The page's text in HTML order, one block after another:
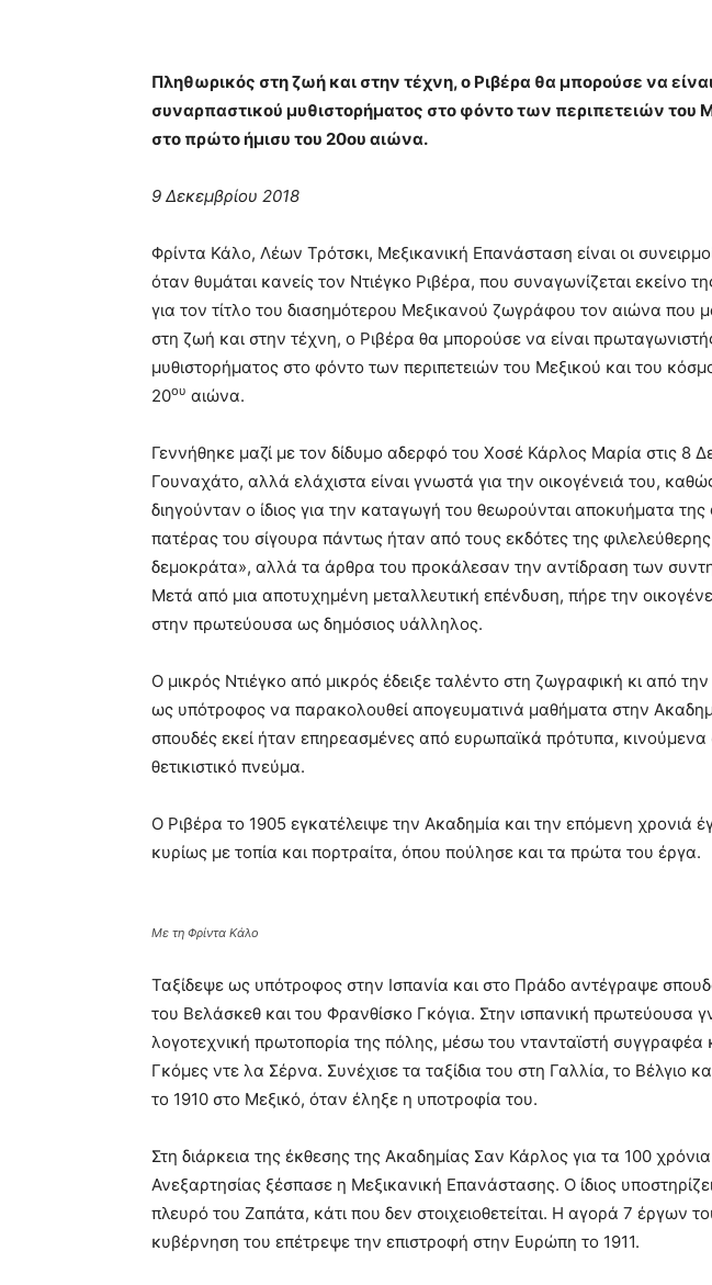
Πληθωρικός στη ζωή και στην τέχνη, ο Ριβέρα θα μπορούσε να
συναρπαστικού μυθιστορήματος στο φόντο των περιπετειών του
στο πρώτο ήμισυ του 20ου αιώνα.
9 Δεκεμβρίου 2018
Φρίντα Κάλο, Λέων Τρότσκι, Μεξικανική Επανάσταση είναι οι
όταν θυμάται κανείς τον Ντιέγκο Ριβέρα, που συναγωνίζεται εκείνο
για τον τίτλο του διασημότερου Μεξικανού ζωγράφου τον αιώνα που
στη ζωή και στην τέχνη, ο Ριβέρα θα μπορούσε να είναι
μυθιστορήματος στο φόντο των περιπετειών του Μεξικού και του
20ου αιώνα.
Γεννήθηκε μαζί με τον δίδυμο αδερφό του Χοσέ Κάρλος Μαρία στις 8
Γουναχάτο, αλλά ελάχιστα είναι γνωστά για την οικογένειά του,
διηγούνταν ο ίδιος για την καταγωγή του θεωρούνται αποκυήματα
πατέρας του σίγουρα πάντως ήταν από τους εκδότες της
δεμοκράτα», αλλά τα άρθρα του προκάλεσαν την αντίδραση των
Μετά από μια αποτυχημένη μεταλλευτική επένδυση, πήρε την
στην πρωτεύουσα ως δημόσιος υάλληλος.
Ο μικρός Ντιέγκο από μικρός έδειξε ταλέντο στη ζωγραφική κι από
ως υπότροφος να παρακολουθεί απογευματινά μαθήματα στην
σπουδές εκεί ήταν επηρεασμένες από ευρωπαϊκά πρότυπα,
θετικιστικό πνεύμα.
Ο Ριβέρα το 1905 εγκατέλειψε την Ακαδημία και την επόμενη χρονιά
κυρίως με τοπία και πορτραίτα, όπου πούλησε και τα πρώτα του έργα.
Με τη Φρίντα Κάλο
Ταξίδεψε ως υπότροφος στην Ισπανία και στο Πράδο αντέγραψε
του Βελάσκεθ και του Φρανθίσκο Γκόγια. Στην ισπανική πρωτεύουσα
λογοτεχνική πρωτοπορία της πόλης, μέσω του ντανταϊστή συγγραφέα
Γκόμες ντε λα Σέρνα. Συνέχισε τα ταξίδια του στη Γαλλία, το Βέλγιο
το 1910 στο Μεξικό, όταν έληξε η υποτροφία του.
Στη διάρκεια της έκθεσης της Ακαδημίας Σαν Κάρλος για τα 100
Ανεξαρτησίας ξέσπασε η Μεξικανική Επανάστασης. Ο ίδιος
πλευρό του Ζαπάτα, κάτι που δεν στοιχειοθετείται. Η αγορά 7 έργων
κυβέρνηση του επέτρεψε την επιστροφή στην Ευρώπη το 1911.